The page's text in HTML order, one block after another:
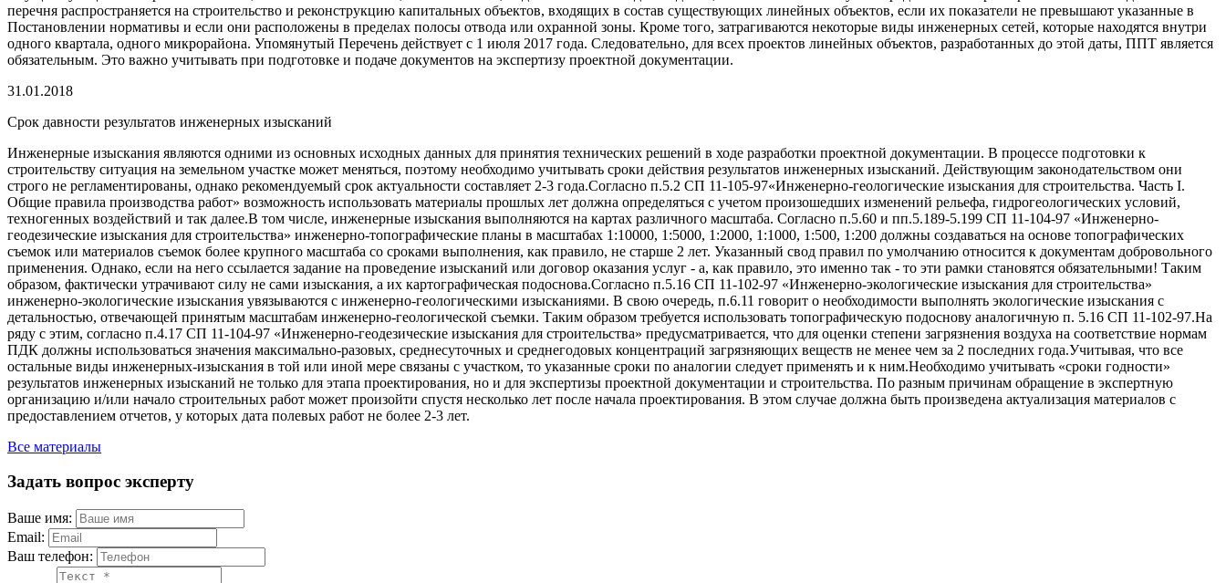
перечня распространяется на строительство и реконструкцию капитальных объектов, входящих в состав существующих линейных объектов, если их показатели не превышают указанные в
Постановлении нормативы и если они расположены в пределах полосы отвода или охранной зоны. Кроме того, затрагиваются некоторые виды инженерных сетей, которые находятся внутри
одного квартала, одного микрорайона. Упомянутый Перечень действует с 1 июля 2017 года. Следовательно, для всех проектов линейных объектов, разработанных до этой даты, ППТ является
обязательным. Это важно учитывать при подготовке и подаче документов на экспертизу проектной документации.
31.01.2018
Срок давности результатов инженерных изысканий
Инженерные изыскания являются одними из основных исходных данных для принятия технических решений в ходе разработки проектной документации. В процессе подготовки к
строительству ситуация на земельном участке может меняться, поэтому необходимо учитывать сроки действия результатов инженерных изысканий. Действующим законодательством они
строго не регламентированы, однако рекомендуемый срок актуальности составляет 2-3 года.Согласно п.5.2 СП 11-105-97«Инженерно-геологические изыскания для строительства. Часть I.
Общие правила производства работ» возможность использовать материалы прошлых лет должна определяться с учетом произошедших изменений рельефа, гидрогеологических условий,
техногенных воздействий и так далее.В том числе, инженерные изыскания выполняются на картах различного масштаба. Согласно п.5.60 и пп.5.189-5.199 СП 11-104-97 «Инженерно-
геодезические изыскания для строительства» инженерно-топографические планы в масштабах 1:10000, 1:5000, 1:2000, 1:1000, 1:500, 1:200 должны создаваться на основе топографических
съемок или материалов съемок более крупного масштаба со сроками выполнения, как правило, не старше 2 лет. Указанный свод правил по умолчанию относится к документам добровольного
применения. Однако, если на него ссылается задание на проведение изысканий или договор оказания услуг - а, как правило, это именно так - то эти рамки становятся обязательными! Таким
образом, фактически утрачивают силу не сами изыскания, а их картографическая подоснова.Согласно п.5.16 СП 11-102-97 «Инженерно-экологические изыскания для строительства»
инженерно-экологические изыскания увязываются с инженерно-геологическими изысканиями. В свою очередь, п.6.11 говорит о необходимости выполнять экологические изыскания с
детальностью, отвечающей принятым масштабам инженерно-геологической съемки. Таким образом требуется использовать топографическую подоснову аналогичную п. 5.16 СП 11-102-97.На
ряду с этим, согласно п.4.17 СП 11-104-97 «Инженерно-геодезические изыскания для строительства» предусматривается, что для оценки степени загрязнения воздуха на соответствие нормам
ПДК должны использоваться значения максимально-разовых, среднесуточных и среднегодовых концентраций загрязняющих веществ не менее чем за 2 последних года.Учитывая, что все
остальные виды инженерных-изыскания в той или иной мере связаны с участком, то указанные сроки по аналогии следует применять и к ним.Необходимо учитывать «сроки годности»
результатов инженерных изысканий не только для этапа проектирования, но и для экспертизы проектной документации и строительства. По разным причинам обращение в экспертную
организацию и/или начало строительных работ может произойти спустя несколько лет после начала проектирования. В этом случае должна быть произведена актуализация материалов с
предоставлением отчетов, у которых дата полевых работ не более 2-3 лет.
Все материалы
Задать вопрос эксперту
Ваше имя:
Email:
Ваш телефон: